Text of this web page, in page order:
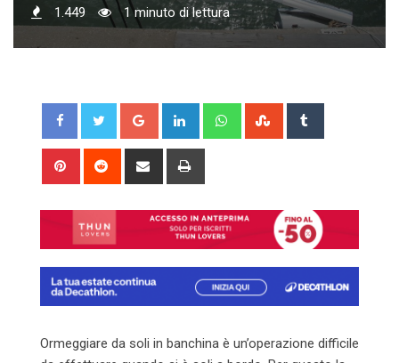
1.449
1 minuto di lettura
Google+ LinkedIn WhatsappStumbleUpon
Pinterest Reddit
Share
Ormeggiare da soli in banchina è un’operazione difficile